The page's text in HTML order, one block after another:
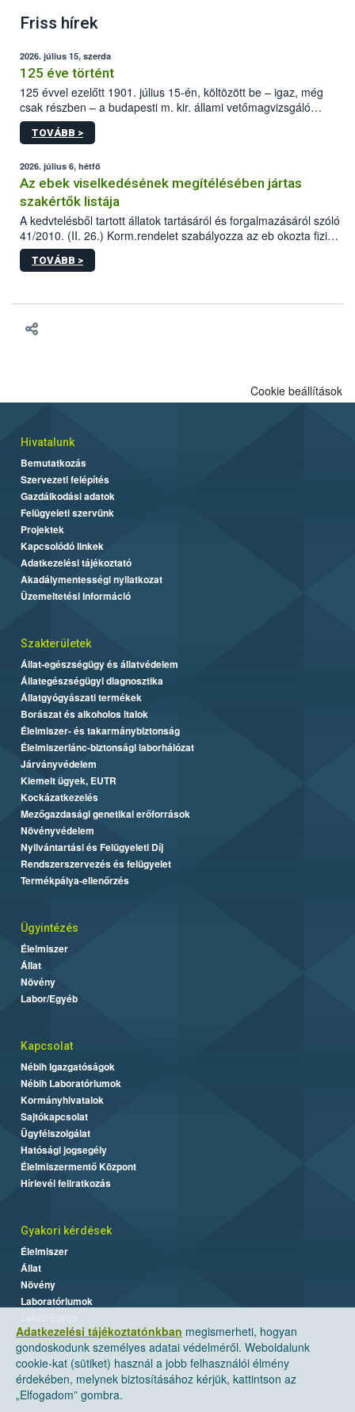
Friss hírek
2026. július 15, szerda
125 éve történt
125 évvel ezelőtt 1901. július 15-én, költözött be – igaz, még
csak részben – a budapesti m. kir. állami vetőmagvizsgáló
állomás a Kis Rókus utca 15. szám alatti, Czigler Győző által
tervezett új épületébe.
TOVÁBB >
2026. július 6, hétfő
Az ebek viselkedésének megítélésében jártas
szakértők listája
A kedvtelésből tartott állatok tartásáról és forgalmazásáról szóló
41/2010. (II. 26.) Korm.rendelet szabályozza az eb okozta fizikai
sérülés, illetve ennek veszélye keletkezésekor felmerülő
hatósági feladatokat, valamint a veszélyes eb tartását és annak
TOVÁBB >
Adatkezelési tájékoztatónkban megismerheti, hogyan
gondoskodunk személyes adatai védelméről. Weboldalunk
cookie-kat (sütiket) használ a jobb felhasználói élmény
érdekében, melynek biztosításához kérjük, kattintson az
„Elfogadom” gombra.
Cookie beállítások
Hivatalunk
Bemutatkozás
Szervezeti felépítés
Gazdálkodási adatok
Felügyeleti szervünk
Projektek
Kapcsolódó linkek
Adatkezelési tájékoztató
Akadálymentességi nyilatkozat
Üzemeltetési információ
Szakterületek
Állat-egészségügy és állatvédelem
Állategészségügyi diagnosztika
Állatgyógyászati termékek
Borászat és alkoholos italok
Élelmiszer- és takarmánybiztonság
Élelmiszerlánc-biztonsági laborhálózat
Járványvédelem
Kiemelt ügyek, EUTR
Kockázatkezelés
Mezőgazdasági genetikai erőforrások
Növényvédelem
Nyilvántartási és Felügyeleti Díj
Rendszerszervezés és felügyelet
Termékpálya-ellenőrzés
Ügyintézés
Élelmiszer
Állat
Növény
Labor/Egyéb
Kapcsolat
Nébih Igazgatóságok
Nébih Laboratóriumok
Kormányhivatalok
Sajtókapcsolat
Ügyfélszolgálat
Hatósági jogsegély
Élelmiszermentő Központ
Hírlevél feliratkozás
Gyakori kérdések
Élelmiszer
Állat
Növény
Laboratóriumok